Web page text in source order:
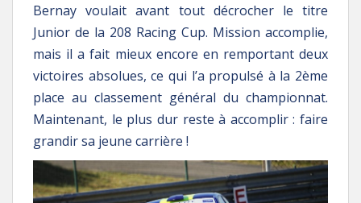
Bernay voulait avant tout décrocher le titre
Junior de la 208 Racing Cup. Mission accomplie,
mais il a fait mieux encore en remportant deux
victoires absolues, ce qui l’a propulsé à la 2ème
place au classement général du championnat.
Maintenant, le plus dur reste à accomplir : faire
grandir sa jeune carrière !